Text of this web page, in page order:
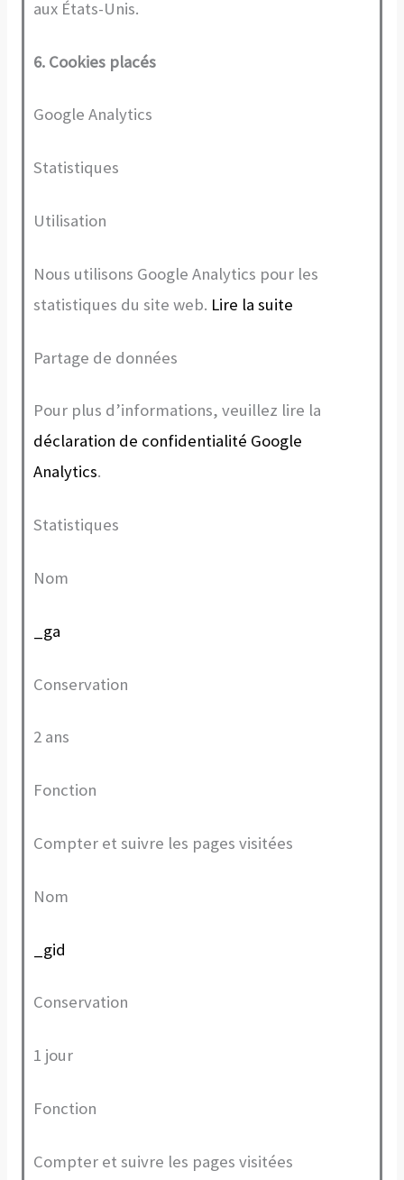
aux États-Unis.
6. Cookies placés
Google Analytics
Statistiques
Utilisation
Nous utilisons Google Analytics pour les
statistiques du site web. Lire la suite
Partage de données
Pour plus d’informations, veuillez lire la
déclaration de confidentialité Google
Analytics.
Statistiques
Nom
_ga
Conservation
2 ans
Fonction
Compter et suivre les pages visitées
Nom
_gid
Conservation
1 jour
Fonction
Compter et suivre les pages visitées